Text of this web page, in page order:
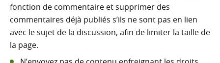
fonction de commentaire et supprimer des
commentaires déjà publiés s’ils ne sont pas en lien
avec le sujet de la discussion, afin de limiter la taille de
la page.